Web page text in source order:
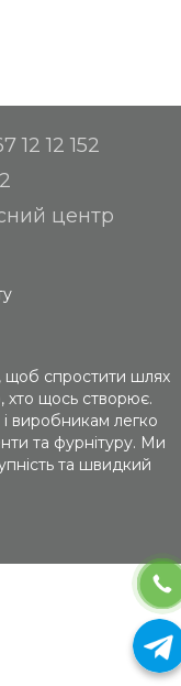
12 12 152
центр
щоб спростити шлях
хто щось створює.
виробникам легко
та фурнітуру. Ми
та швидкий